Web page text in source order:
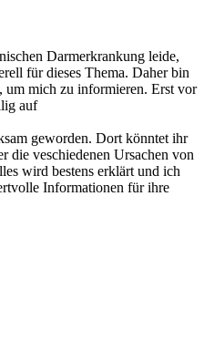
Darmerkrankung leide,
für dieses Thema. Daher bin
um mich zu informieren. Erst vor
auf
geworden. Dort könntet ihr
die veschiedenen Ursachen von
wird bestens erklärt und ich
Informationen für ihre